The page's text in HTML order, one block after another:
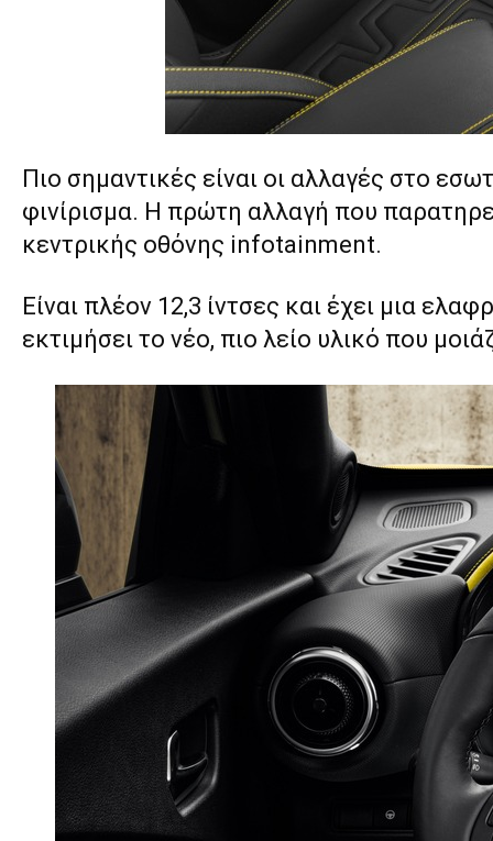
Πιο σημαντικές είναι οι αλλαγές στο
φινίρισμα. Η πρώτη αλλαγή που
κεντρικής οθόνης infotainment.
Είναι πλέον 12,3 ίντσες και έχει μια
εκτιμήσει το νέο, πιο λείο υλικό που